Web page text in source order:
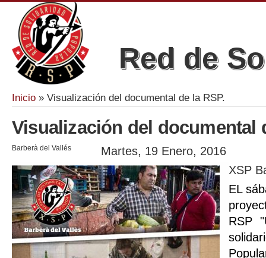
Red de
Se encuentra usted aquí
Inicio » Visualización del documental de la RSP.
Visualización del documental
Barberà del Vallés
Martes, 19 Enero, 2016
XSP
EL
RSP